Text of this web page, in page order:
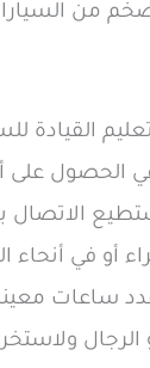
من
القيادة
الحصول على
الاتصال
أو في أنحاء
ساعات معينة
الرجال